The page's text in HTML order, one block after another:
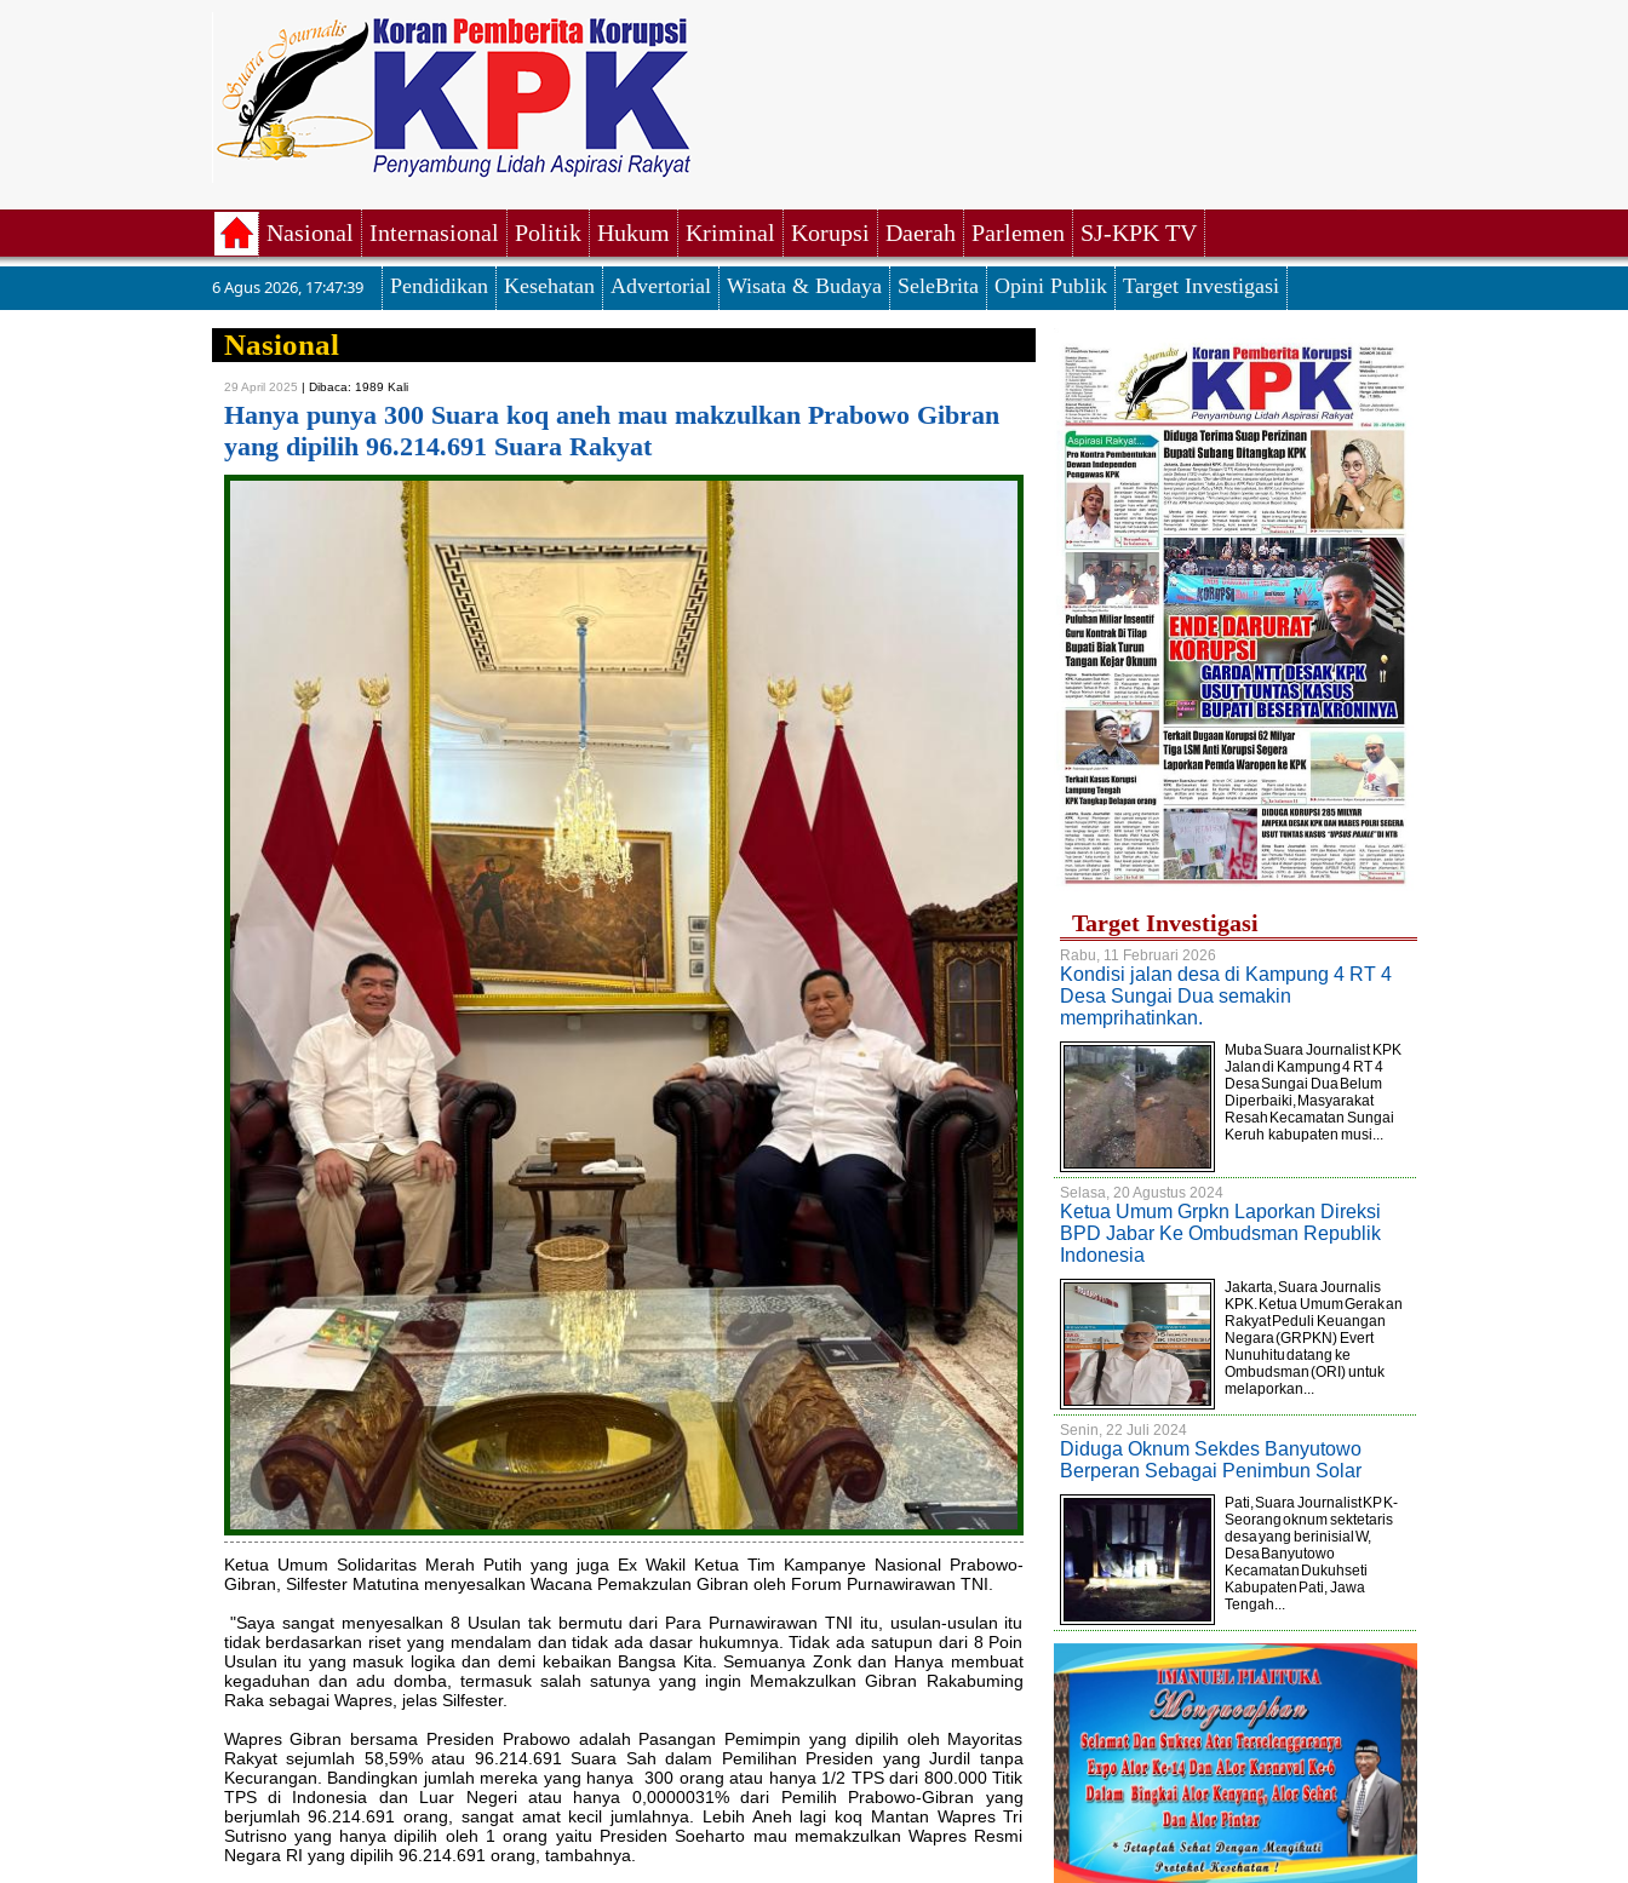
Nasional Internasional Politik Hukum Kriminal Korupsi Daerah Parlemen SJ-KPK TV
6 Agus 2026, 17:47:40 Pendidikan Kesehatan Advertorial Wisata & Budaya SeleBrita Opini Publik Target Investigasi
Target Investigasi
Rabu, 11 Februari 2026
Kondisi jalan desa di Kampung 4 RT 4
Desa Sungai Dua semakin
memprihatinkan.
Muba Suara Journalist KPK.
Jalan di Kampung 4 RT 4
Desa Sungai Dua Belum
Diperbaiki, Masyarakat
Resah Kecamatan Sungai
Keruh kabupaten musi...
Selasa, 20 Agustus 2024
Ketua Umum Grpkn Laporkan Direksi
BPD Jabar Ke Ombudsman Republik
Indonesia
Jakarta, Suara Journalis
KPK. Ketua Umum Gerakan
Rakyat Peduli Keuangan
Negara (GRPKN) Evert
Nunuhitu datang ke
Ombudsman (ORI) untuk
melaporkan...
Senin, 22 Juli 2024
Diduga Oknum Sekdes Banyutowo
Berperan Sebagai Penimbun Solar
Pati, Suara Journalist KPK-
Seorang oknum sektetaris
desa yang berinisial W,
Desa Banyutowo
Kecamatan Dukuhseti
Kabupaten Pati, Jawa
Tengah...
Nasional
29 April 2025 | Dibaca: 1989 Kali
Hanya punya 300 Suara koq aneh mau makzulkan Prabowo Gibran
yang dipilih 96.214.691 Suara Rakyat
Ketua Umum Solidaritas Merah Putih yang juga Ex Wakil Ketua Tim Kampanye Nasional Prabowo-
Gibran, Silfester Matutina menyesalkan Wacana Pemakzulan Gibran oleh Forum Purnawirawan TNI.
"Saya sangat menyesalkan 8 Usulan tak bermutu dari Para Purnawirawan TNI itu, usulan-usulan itu
tidak berdasarkan riset yang mendalam dan tidak ada dasar hukumnya. Tidak ada satupun dari 8 Poin
Usulan itu yang masuk logika dan demi kebaikan Bangsa Kita. Semuanya Zonk dan Hanya membuat
kegaduhan dan adu domba, termasuk salah satunya yang ingin Memakzulkan Gibran Rakabuming
Raka sebagai Wapres, jelas Silfester.
Wapres Gibran bersama Presiden Prabowo adalah Pasangan Pemimpin yang dipilih oleh Mayoritas
Rakyat sejumlah 58,59% atau 96.214.691 Suara Sah dalam Pemilihan Presiden yang Jurdil tanpa
Kecurangan. Bandingkan jumlah mereka yang hanya 300 orang atau hanya 1/2 TPS dari 800.000 Titik
TPS di Indonesia dan Luar Negeri atau hanya 0,0000031% dari Pemilih Prabowo-Gibran yang
berjumlah 96.214.691 orang, sangat amat kecil jumlahnya. Lebih Aneh lagi koq Mantan Wapres Tri
Sutrisno yang hanya dipilih oleh 1 orang yaitu Presiden Soeharto mau memakzulkan Wapres Resmi
Negara RI yang dipilih 96.214.691 orang, tambahnya.